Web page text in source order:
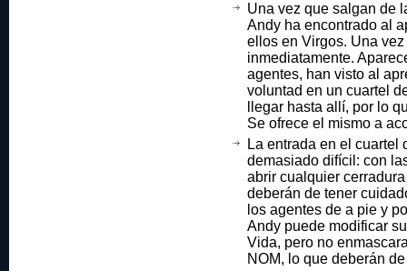
Una vez que salgan de
Andy ha encontrado al
ellos en Virgos. Una
inmediatamente.
agentes, han visto al
voluntad en un cuartel
llegar hasta allí, por lo
Se ofrece el mismo a
La entrada en el cuartel
demasiado difícil: con
abrir cualquier
deberán de tener
los agentes de a pie y
Andy puede modificar
Vida, pero no
NOM, lo que deberán